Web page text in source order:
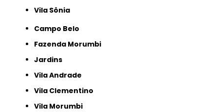
Vila Sônia
Campo Belo
Fazenda Morumbi
Jardins
Vila Andrade
Vila Clementino
Vila Morumbi